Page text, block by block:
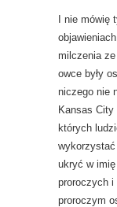
I nie
milczenia
owce były
niczego nie
Kansas
których
ukryć w
proroczych i
proroczym